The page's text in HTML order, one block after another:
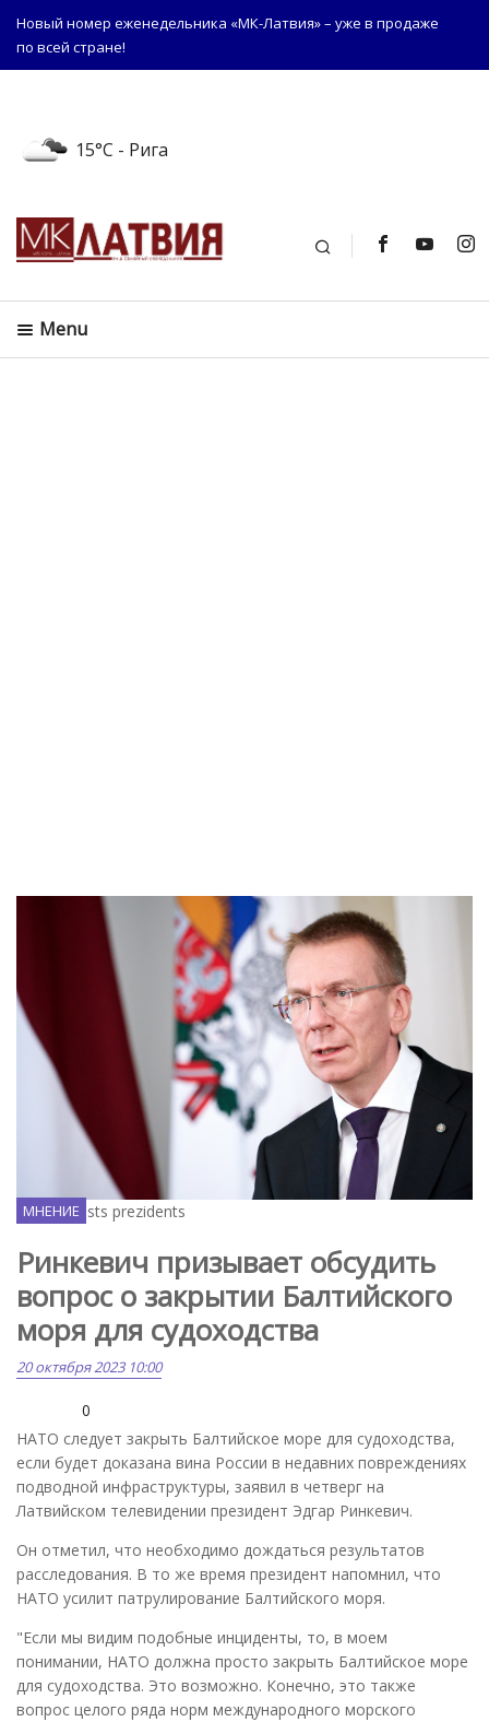
Новый номер еженедельника «МК-Латвия» – уже в продаже
по всей стране!
15°C - Рига
Поиск
Menu
Flickr / Valsts prezidents
МНЕНИЕ
Ринкевич призывает обсудить
вопрос о закрытии Балтийского
моря для судоходства
20 октября 2023 10:00
0
НАТО следует закрыть Балтийское море для судоходства,
если будет доказана вина России в недавних повреждениях
подводной инфраструктуры, заявил в четверг на
Латвийском телевидении президент Эдгар Ринкевич.
Он отметил, что необходимо дождаться результатов
расследования. В то же время президент напомнил, что
НАТО усилит патрулирование Балтийского моря.
"Если мы видим подобные инциденты, то, в моем
понимании, НАТО должна просто закрыть Балтийское море
для судоходства. Это возможно. Конечно, это также
вопрос целого ряда норм международного морского